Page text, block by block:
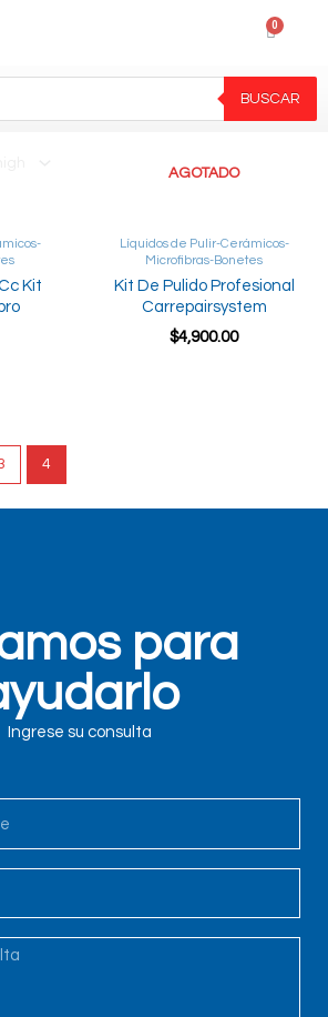
BUSCAR
Kit
AGOTADO
Líquidos de Pulir-Cerámicos-
Microfibras-Bonetes
Kit De Pulido Profesional
Carrepairsystem
$4,900.00
4
para
Ingrese su consulta